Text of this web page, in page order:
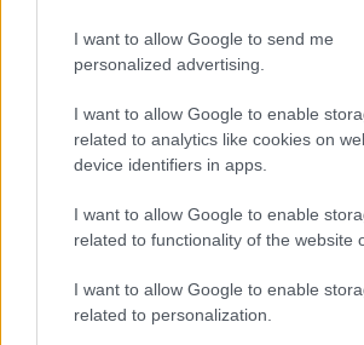
I want to allow Google to send me
personalized advertising.
I want to allow Google to enable
related to analytics like cookies on
device identifiers in apps.
I want to allow Google to enable
related to functionality of the website
I want to allow Google to enable
related to personalization.
Για πολλούς είναι η πιο
ολόκληρης της Χαλκιδικής, και όχι